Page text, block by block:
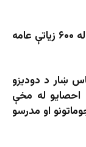
د عثماني خلافت په دوره کې په بلګراد کې له ۶۰۰ زیاتې عامه
ښار د دودیزو
احصایو له مخې
جوماتونو او مدرسو